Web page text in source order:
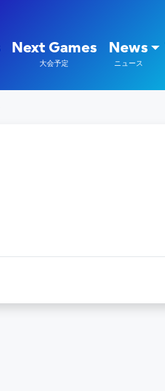
Next Games
大会予定
News
ニュース